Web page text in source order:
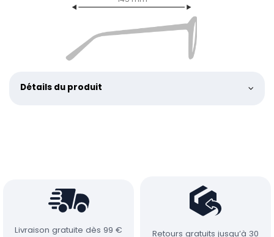
Détails du produit
Livraison gratuite dès 99 €
Retours gratuits jusqu’à 30